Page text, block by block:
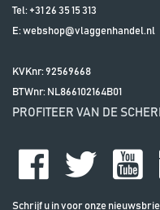
Tel: +31 26 35 15 313
E:webshop@vlaggenhandel.nl
KVKnr: 92569668
BTWnr: NL866102164B01
PROFITEER VAN DE
Schrijf u in voor onze